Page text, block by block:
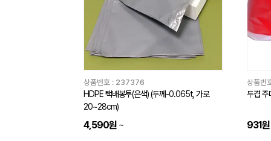
상품번호 : 237376
HDPE 택배봉투(은색) (두께-0.065t, 가로
20~28cm)
4,590원 ~
상품번
두겹
931원